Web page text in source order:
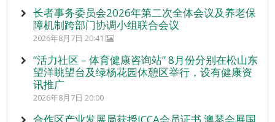
长者事务委员会2026年第二次全体会议及养老保
障机制跨部门协调小组联合会议
2026年8月7日 20:41
“活力社区 – 体育健康咨询站” 8月份分别在松山东
望洋眺望台及绿杨花园休憩区举行，设有健康资
讯推广
2026年8月7日 20:00